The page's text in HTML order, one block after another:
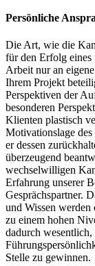
Persönliche
Die Art, wie die
für den Erfolg eines
Arbeit nur an
Ihrem Projekt
Perspektiven der
besonderen
Klienten plastisch
Motivationslage des
er dessen
überzeugend
wechselwilligen
Erfahrung unserer
Gesprächspartner.
und Wissen
zu einem hohen
dadurch
Stelle zu gewinnen.